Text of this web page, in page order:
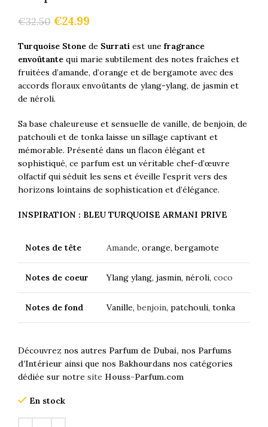
€32.50 €24.99
Turquoise Stone de Surrati est une fragrance
envoûtante qui marie subtilement des notes fraîches et
fruitées d’amande, d’orange et de bergamote avec des
accords floraux envoûtants de ylang-ylang, de jasmin et
de néroli.
Sa base chaleureuse et sensuelle de vanille, de benjoin, de
patchouli et de tonka laisse un sillage captivant et
mémorable. Présenté dans un flacon élégant et
sophistiqué, ce parfum est un véritable chef-d’œuvre
olfactif qui séduit les sens et éveille l’esprit vers des
horizons lointains de sophistication et d’élégance.
INSPIRATION : BLEU TURQUOISE ARMANI PRIVE
Notes de tête Amande, orange, bergamote
Notes de coeur Ylang ylang, jasmin, néroli, coco
Notes de fond Vanille,benjoin, patchouli, tonka
Découvrez nos autres Parfum de Dubai, nos Parfums
d’Intérieur ainsi que nos Bakhourdans nos catégories
dédiée sur notre site Houss-Parfum.com
En stock